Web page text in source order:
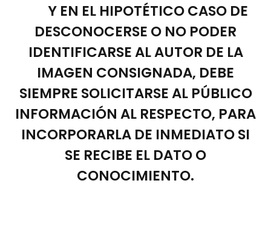
Y EN EL HIPOTÉTICO CASO DE
DESCONOCERSE O NO PODER
IDENTIFICARSE AL AUTOR DE LA
IMAGEN CONSIGNADA, DEBE
SIEMPRE SOLICITARSE AL PÚBLICO
INFORMACIÓN AL RESPECTO, PARA
INCORPORARLA DE INMEDIATO SI
SE RECIBE EL DATO O
CONOCIMIENTO.